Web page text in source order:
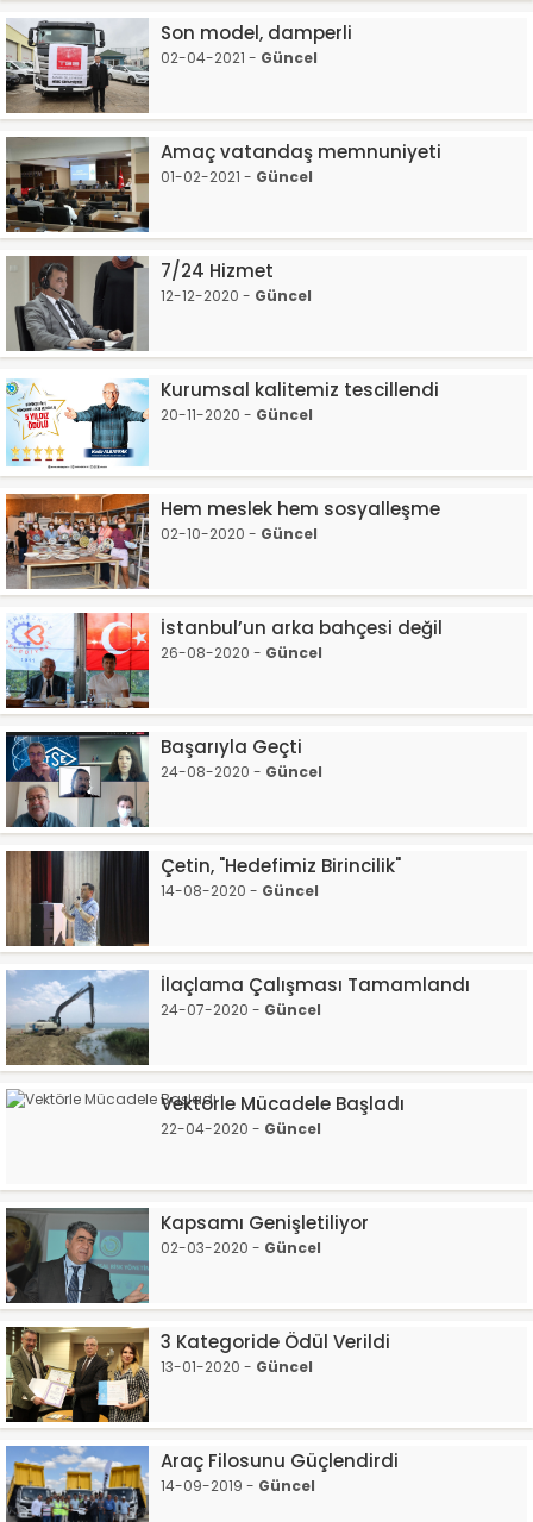
Son model, damperli
02-04-2021 - Güncel
Amaç vatandaş memnuniyeti
01-02-2021 - Güncel
7/24 Hizmet
12-12-2020 - Güncel
Kurumsal kalitemiz tescillendi
20-11-2020 - Güncel
Hem meslek hem sosyalleşme
02-10-2020 - Güncel
İstanbul’un arka bahçesi değil
26-08-2020 - Güncel
Başarıyla Geçti
24-08-2020 - Güncel
Çetin, "Hedefimiz Birincilik"
14-08-2020 - Güncel
İlaçlama Çalışması Tamamlandı
24-07-2020 - Güncel
Vektörle Mücadele Başladı
22-04-2020 - Güncel
Kapsamı Genişletiliyor
02-03-2020 - Güncel
3 Kategoride Ödül Verildi
13-01-2020 - Güncel
Araç Filosunu Güçlendirdi
14-09-2019 - Güncel